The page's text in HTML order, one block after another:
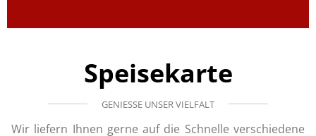
Speisekarte
GENIESSE UNSER VIELFALT
Wir liefern Ihnen gerne auf die Schnelle verschiedene